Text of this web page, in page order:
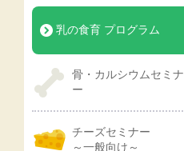
乳の食育 プログラム
骨・カルシウムセミナ
ー
チーズセミナー
～一般向け～